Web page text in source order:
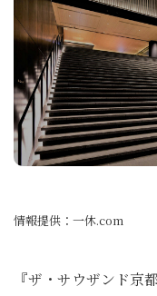
情報提供：一休.com
『ザ・サウザンド京